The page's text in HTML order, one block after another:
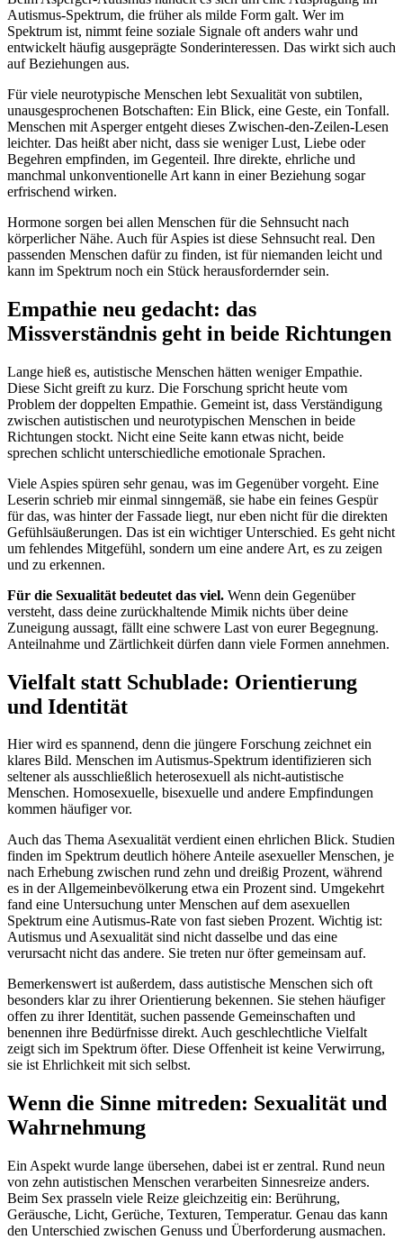
Autismus-Spektrum, die früher als milde Form galt. Wer im
Spektrum ist, nimmt feine soziale Signale oft anders wahr und
entwickelt häufig ausgeprägte Sonderinteressen. Das wirkt sich auch
auf Beziehungen aus.
Für viele neurotypische Menschen lebt Sexualität von subtilen,
unausgesprochenen Botschaften: Ein Blick, eine Geste, ein Tonfall.
Menschen mit Asperger entgeht dieses Zwischen-den-Zeilen-Lesen
leichter. Das heißt aber nicht, dass sie weniger Lust, Liebe oder
Begehren empfinden, im Gegenteil. Ihre direkte, ehrliche und
manchmal unkonventionelle Art kann in einer Beziehung sogar
erfrischend wirken.
Hormone sorgen bei allen Menschen für die Sehnsucht nach
körperlicher Nähe. Auch für Aspies ist diese Sehnsucht real. Den
passenden Menschen dafür zu finden, ist für niemanden leicht und
kann im Spektrum noch ein Stück herausfordernder sein.
Empathie neu gedacht: das
Missverständnis geht in beide Richtungen
Lange hieß es, autistische Menschen hätten weniger Empathie.
Diese Sicht greift zu kurz. Die Forschung spricht heute vom
Problem der doppelten Empathie. Gemeint ist, dass Verständigung
zwischen autistischen und neurotypischen Menschen in beide
Richtungen stockt. Nicht eine Seite kann etwas nicht, beide
sprechen schlicht unterschiedliche emotionale Sprachen.
Viele Aspies spüren sehr genau, was im Gegenüber vorgeht. Eine
Leserin schrieb mir einmal sinngemäß, sie habe ein feines Gespür
für das, was hinter der Fassade liegt, nur eben nicht für die direkten
Gefühlsäußerungen. Das ist ein wichtiger Unterschied. Es geht nicht
um fehlendes Mitgefühl, sondern um eine andere Art, es zu zeigen
und zu erkennen.
Für die Sexualität bedeutet das viel. Wenn dein Gegenüber
versteht, dass deine zurückhaltende Mimik nichts über deine
Zuneigung aussagt, fällt eine schwere Last von eurer Begegnung.
Anteilnahme und Zärtlichkeit dürfen dann viele Formen annehmen.
Vielfalt statt Schublade: Orientierung
und Identität
Hier wird es spannend, denn die jüngere Forschung zeichnet ein
klares Bild. Menschen im Autismus-Spektrum identifizieren sich
seltener als ausschließlich heterosexuell als nicht-autistische
Menschen. Homosexuelle, bisexuelle und andere Empfindungen
kommen häufiger vor.
Auch das Thema Asexualität verdient einen ehrlichen Blick. Studien
finden im Spektrum deutlich höhere Anteile asexueller Menschen, je
nach Erhebung zwischen rund zehn und dreißig Prozent, während
es in der Allgemeinbevölkerung etwa ein Prozent sind. Umgekehrt
fand eine Untersuchung unter Menschen auf dem asexuellen
Spektrum eine Autismus-Rate von fast sieben Prozent. Wichtig ist:
Autismus und Asexualität sind nicht dasselbe und das eine
verursacht nicht das andere. Sie treten nur öfter gemeinsam auf.
Bemerkenswert ist außerdem, dass autistische Menschen sich oft
besonders klar zu ihrer Orientierung bekennen. Sie stehen häufiger
offen zu ihrer Identität, suchen passende Gemeinschaften und
benennen ihre Bedürfnisse direkt. Auch geschlechtliche Vielfalt
zeigt sich im Spektrum öfter. Diese Offenheit ist keine Verwirrung,
sie ist Ehrlichkeit mit sich selbst.
Wenn die Sinne mitreden: Sexualität und
Wahrnehmung
Ein Aspekt wurde lange übersehen, dabei ist er zentral. Rund neun
von zehn autistischen Menschen verarbeiten Sinnesreize anders.
Beim Sex prasseln viele Reize gleichzeitig ein: Berührung,
Geräusche, Licht, Gerüche, Texturen, Temperatur. Genau das kann
den Unterschied zwischen Genuss und Überforderung ausmachen.